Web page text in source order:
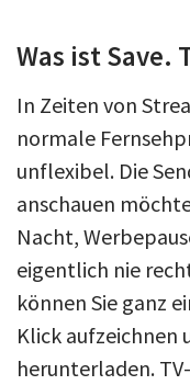
Was ist Save.
In Zeiten von
normale
unflexibel. Die
anschauen
Nacht,
eigentlich nie
können Sie ganz
Klick aufzeichnen
herunterladen.